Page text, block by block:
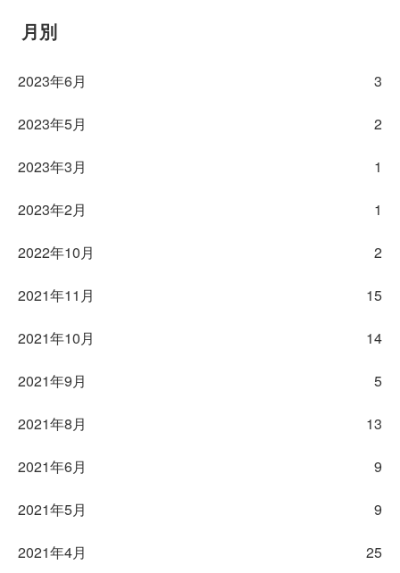
月別
2023年6月 3
2023年5月 2
2023年3月 1
2023年2月 1
2022年10月 2
2021年11月 15
2021年10月 14
2021年9月 5
2021年8月 13
2021年6月 9
2021年5月 9
2021年4月 25